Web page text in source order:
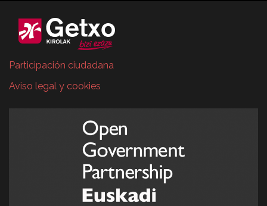
Participación ciudadana
Aviso legal y cookies